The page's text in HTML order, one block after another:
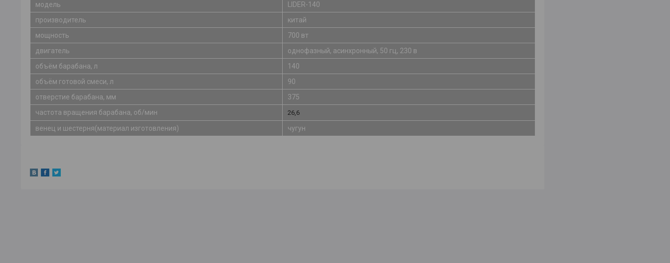
модель
LIDER-140
производитель
китай
мощность
700 вт
двигатель
однофазный, асинхронный, 50 гц, 230 в
объём барабана, л
140
объём готовой смеси, л
90
отверстие барабана, мм
375
частота вращения барабана, об/мин
26,6
венец и шестерня(материал изготовления) чугун